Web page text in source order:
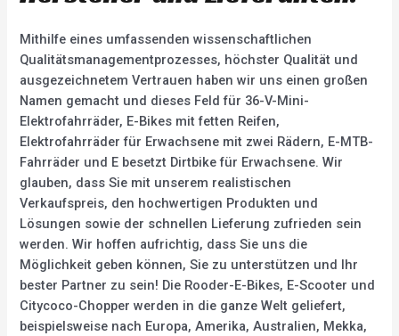
Mithilfe eines umfassenden wissenschaftlichen
Qualitätsmanagementprozesses, höchster Qualität und
ausgezeichnetem Vertrauen haben wir uns einen großen
Namen gemacht und dieses Feld für 36-V-Mini-
Elektrofahrräder, E-Bikes mit fetten Reifen,
Elektrofahrräder für Erwachsene mit zwei Rädern, E-MTB-
Fahrräder und E besetzt Dirtbike für Erwachsene. Wir
glauben, dass Sie mit unserem realistischen
Verkaufspreis, den hochwertigen Produkten und
Lösungen sowie der schnellen Lieferung zufrieden sein
werden. Wir hoffen aufrichtig, dass Sie uns die
Möglichkeit geben können, Sie zu unterstützen und Ihr
bester Partner zu sein! Die Rooder-E-Bikes, E-Scooter und
Citycoco-Chopper werden in die ganze Welt geliefert,
beispielsweise nach Europa, Amerika, Australien, Mekka,